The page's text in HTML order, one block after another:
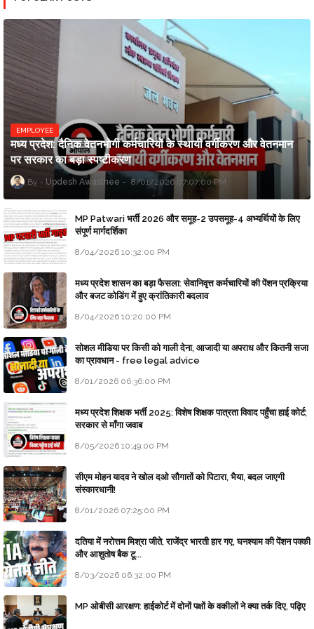
EMPLOYEE
मध्य प्रदेश: दैनिक वेतनभोगी कर्मचारियों के स्थायी वर्गीकरण और वेतनमान
पर सरकार का बड़ा स्पष्टीकरण
Updesh Awasthee 8/01/2026 07:07:00 PM
MP Patwari भर्ती 2026 और समूह-2 उपसमूह-4 अभ्यर्थियों के लिए
संपूर्ण मार्गदर्शिका
8/04/2026 10:32:00 PM
मध्य प्रदेश शासन का बड़ा फैसला: सेवानिवृत्त कर्मचारियों की पेंशन प्रक्रिया
और बजट कोडिंग में हुए क्रांतिकारी बदलाव
8/04/2026 10:20:00 PM
सोशल मीडिया पर किसी को गाली देना, आजादी या अपराध और कितनी सजा
का प्रावधान - free legal advice
8/01/2026 06:36:00 PM
मध्य प्रदेश शिक्षक भर्ती 2025: विशेष शिक्षक पात्रता विवाद पहुँचा हाई कोर्ट;
सरकार से माँगा जवाब
8/05/2026 10:49:00 PM
सीएम मोहन यादव ने खोल दओ सौगातों को पिटारा, भैया, बदल जाएगी
संस्कारधानी!
8/01/2026 07:25:00 PM
दतिया में नरोत्तम मिश्रा जीते, राजेंद्र भारती हार गए, घनश्याम की पेंशन पक्की
और आशुतोष बैक टू...
8/03/2026 06:32:00 PM
MP ओबीसी आरक्षण: हाईकोर्ट में दोनों पक्षों के वकीलों ने क्या तर्क दिए, पढ़िए